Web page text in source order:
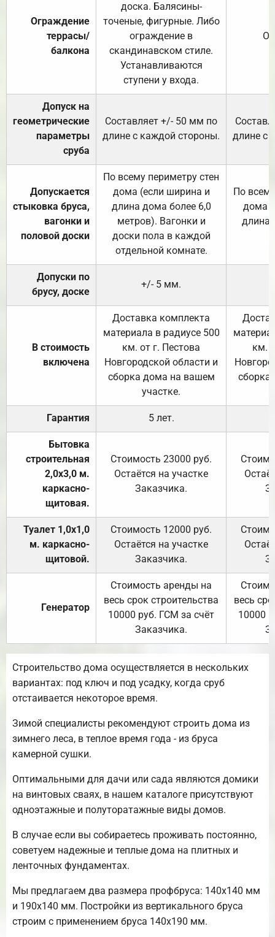
Ограждение
террасы/
балкона
доска. Балясины-
точеные, фигурные. Либо
ограждение в
скандинавском стиле.
Устанавливаются
ступени у входа.
Допуск на
геометрические
параметры
сруба
Составляет +/- 50 мм по
длине с каждой стороны.
длине с
Допускается
стыковка бруса,
вагонки и
половой доски
По всему периметру стен
дома (если ширина и
длина дома более 6,0
метров). Вагонки и
доски пола в каждой
отдельной комнате.
По
дома
длина
Допуски по
брусу, доске
+/- 5 мм.
В стоимость
включена
Доставка комплекта
материала в радиусе 500
км. от г. Пестова
Новгородской области и
сборка дома на вашем
участке.
км.
Гарантия 5 лет.
Бытовка
строительная
2,0х3,0 м.
каркасно-
щитовая.
Стоимость 23000 руб.
Остаётся на участке
Заказчика.
Туалет 1,0х1,0
м. каркасно-
щитовой.
Стоимость 12000 руб.
Остаётся на участке
Заказчика.
Генератор
Стоимость аренды на
весь срок строительства
10000 руб. ГСМ за счёт
Заказчика.
весь
10000
Строительство дома осуществляется в нескольких
вариантах: под ключ и под усадку, когда сруб
отстаивается некоторое время.
Зимой специалисты рекомендуют строить дома из
зимнего леса, в теплое время года - из бруса
камерной сушки.
Оптимальными для дачи или сада являются домики
на винтовых сваях, в нашем каталоге присутствуют
одноэтажные и полуторатажные виды домов.
В случае если вы собираетесь проживать постоянно,
советуем надежные и теплые дома на плитных и
ленточных фундаментах.
Мы предлагаем два размера профбруса: 140х140 мм
и 190х140 мм. Постройки из вертикального бруса
строим с применением бруса 140х190 мм.